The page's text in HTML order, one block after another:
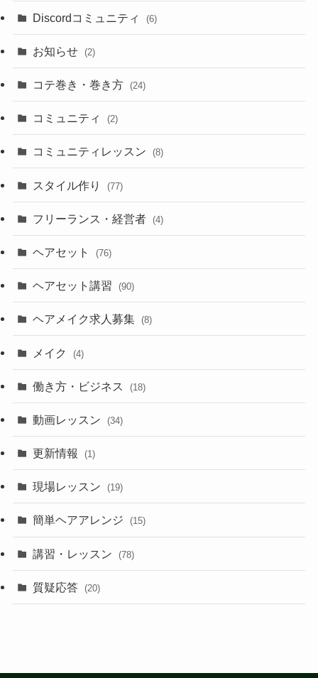
Discordコミュニティ (6)
お知らせ (2)
コテ巻き・巻き方 (24)
コミュニティ (2)
コミュニティレッスン (8)
スタイル作り (77)
フリーランス・経営者 (4)
ヘアセット (76)
ヘアセット講習 (90)
ヘアメイク求人募集 (8)
メイク (4)
働き方・ビジネス (18)
動画レッスン (34)
更新情報 (1)
現場レッスン (19)
簡単ヘアアレンジ (15)
講習・レッスン (78)
質疑応答 (20)